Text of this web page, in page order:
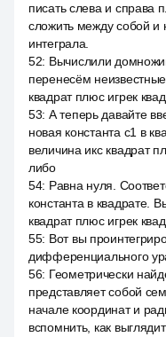
писать слева и справа
сложить между собой и
интеграла.
52: Вычислили
перенесём
квадрат плюс игрек
53: А теперь давайте
новая константа c1 в
величина икс квадрат
либо
54: Равна нуля.
константа в квадрате.
квадрат плюс игрек
55: Вот вы
дифференциального
56: Геометрически
представляет собой
начале координат и
вспомнить, как